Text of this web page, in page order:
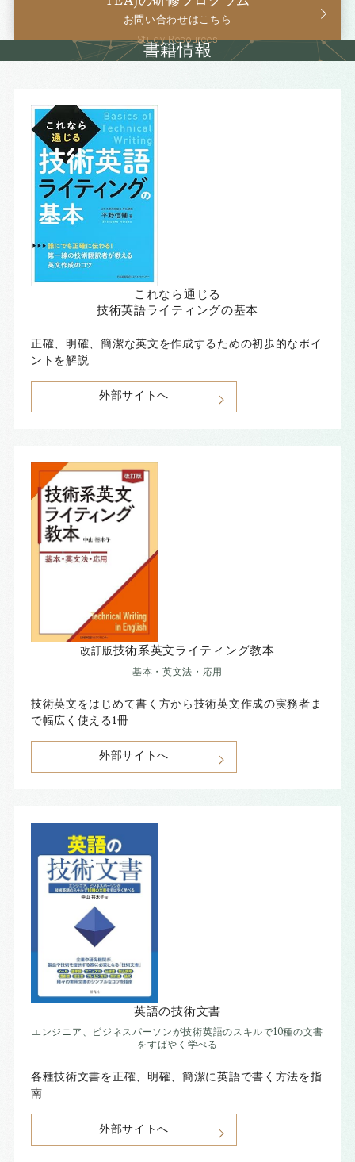
お問い合わせはこちら
書籍情報
これなら通じる
技術英語ライティングの基本
正確、明確、簡潔な英文を作成するための初歩的なポイ
ントを解説
外部サイトへ
改訂版技術系英文ライティング教本
―基本・英文法・応用―
技術英文をはじめて書く方から技術英文作成の実務者ま
で幅広く使える1冊
外部サイトへ
英語の技術文書
エンジニア、ビジネスパーソンが技術英語のスキルで10種の文書
をすばやく学べる
各種技術文書を正確、明確、簡潔に英語で書く方法を指
南
外部サイトへ